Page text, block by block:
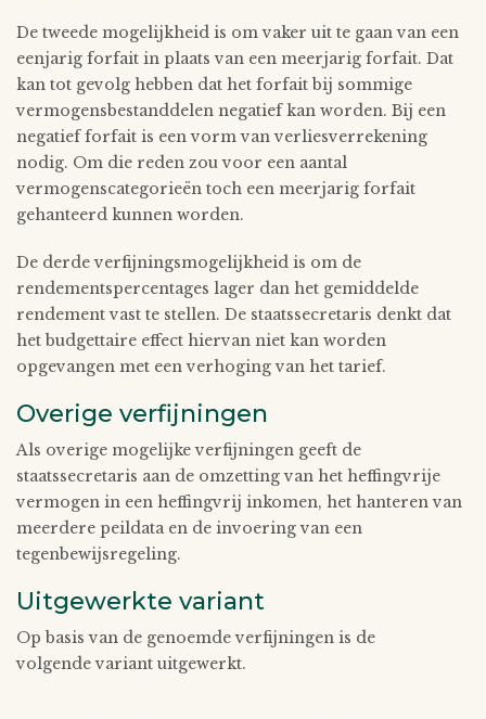
De tweede mogelijkheid is om vaker uit te gaan van een
eenjarig forfait in plaats van een meerjarig forfait. Dat
kan tot gevolg hebben dat het forfait bij sommige
vermogensbestanddelen negatief kan worden. Bij een
negatief forfait is een vorm van verliesverrekening
nodig. Om die reden zou voor een aantal
vermogenscategorieën toch een meerjarig forfait
gehanteerd kunnen worden.
De derde verfijningsmogelijkheid is om de
rendementspercentages lager dan het gemiddelde
rendement vast te stellen. De staatssecretaris denkt dat
het budgettaire effect hiervan niet kan worden
opgevangen met een verhoging van het tarief.
Overige verfijningen
Als overige mogelijke verfijningen geeft de
staatssecretaris aan de omzetting van het heffingvrije
vermogen in een heffingvrij inkomen, het hanteren van
meerdere peildata en de invoering van een
tegenbewijsregeling.
Uitgewerkte variant
Op basis van de genoemde verfijningen is de
volgende variant uitgewerkt.